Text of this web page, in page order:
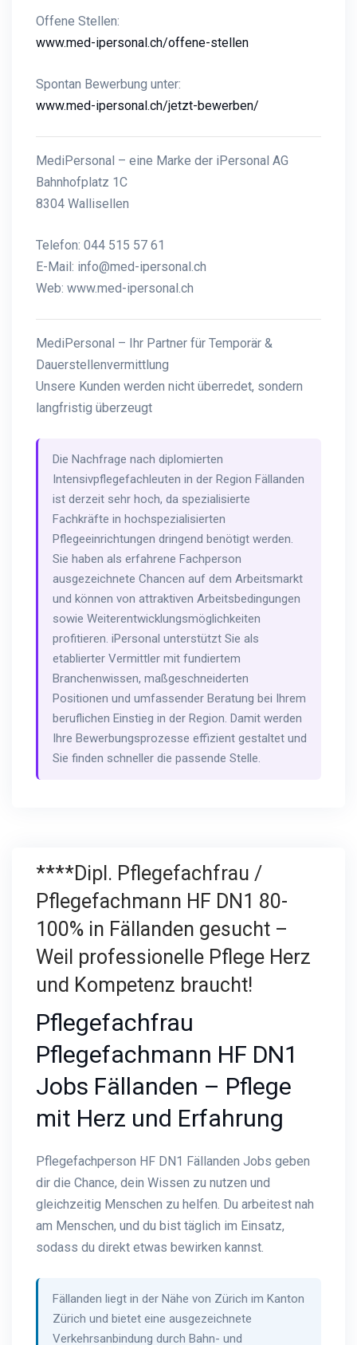
Offene Stellen:
www.med-ipersonal.ch/offene-stellen
Spontan Bewerbung unter:
www.med-ipersonal.ch/jetzt-bewerben/
MediPersonal – eine Marke der iPersonal AG
Bahnhofplatz 1C
8304 Wallisellen
Telefon: 044 515 57 61
E-Mail: info@med-ipersonal.ch
Web: www.med-ipersonal.ch
MediPersonal – Ihr Partner für Temporär &
Dauerstellenvermittlung
Unsere Kunden werden nicht überredet, sondern
langfristig überzeugt
Die Nachfrage nach diplomierten
Intensivpflegefachleuten in der Region Fällanden
ist derzeit sehr hoch, da spezialisierte
Fachkräfte in hochspezialisierten
Pflegeeinrichtungen dringend benötigt werden.
Sie haben als erfahrene Fachperson
ausgezeichnete Chancen auf dem Arbeitsmarkt
und können von attraktiven Arbeitsbedingungen
sowie Weiterentwicklungsmöglichkeiten
profitieren. iPersonal unterstützt Sie als
etablierter Vermittler mit fundiertem
Branchenwissen, maßgeschneiderten
Positionen und umfassender Beratung bei Ihrem
beruflichen Einstieg in der Region. Damit werden
Ihre Bewerbungsprozesse effizient gestaltet und
Sie finden schneller die passende Stelle.
****Dipl. Pflegefachfrau /
Pflegefachmann HF DN1 80-
100% in Fällanden gesucht –
Weil professionelle Pflege Herz
und Kompetenz braucht!
Pflegefachfrau
Pflegefachmann HF DN1
Jobs Fällanden – Pflege
mit Herz und Erfahrung
Pflegefachperson HF DN1 Fällanden Jobs geben
dir die Chance, dein Wissen zu nutzen und
gleichzeitig Menschen zu helfen. Du arbeitest nah
am Menschen, und du bist täglich im Einsatz,
sodass du direkt etwas bewirken kannst.
Fällanden liegt in der Nähe von Zürich im Kanton
Zürich und bietet eine ausgezeichnete
Verkehrsanbindung durch Bahn- und